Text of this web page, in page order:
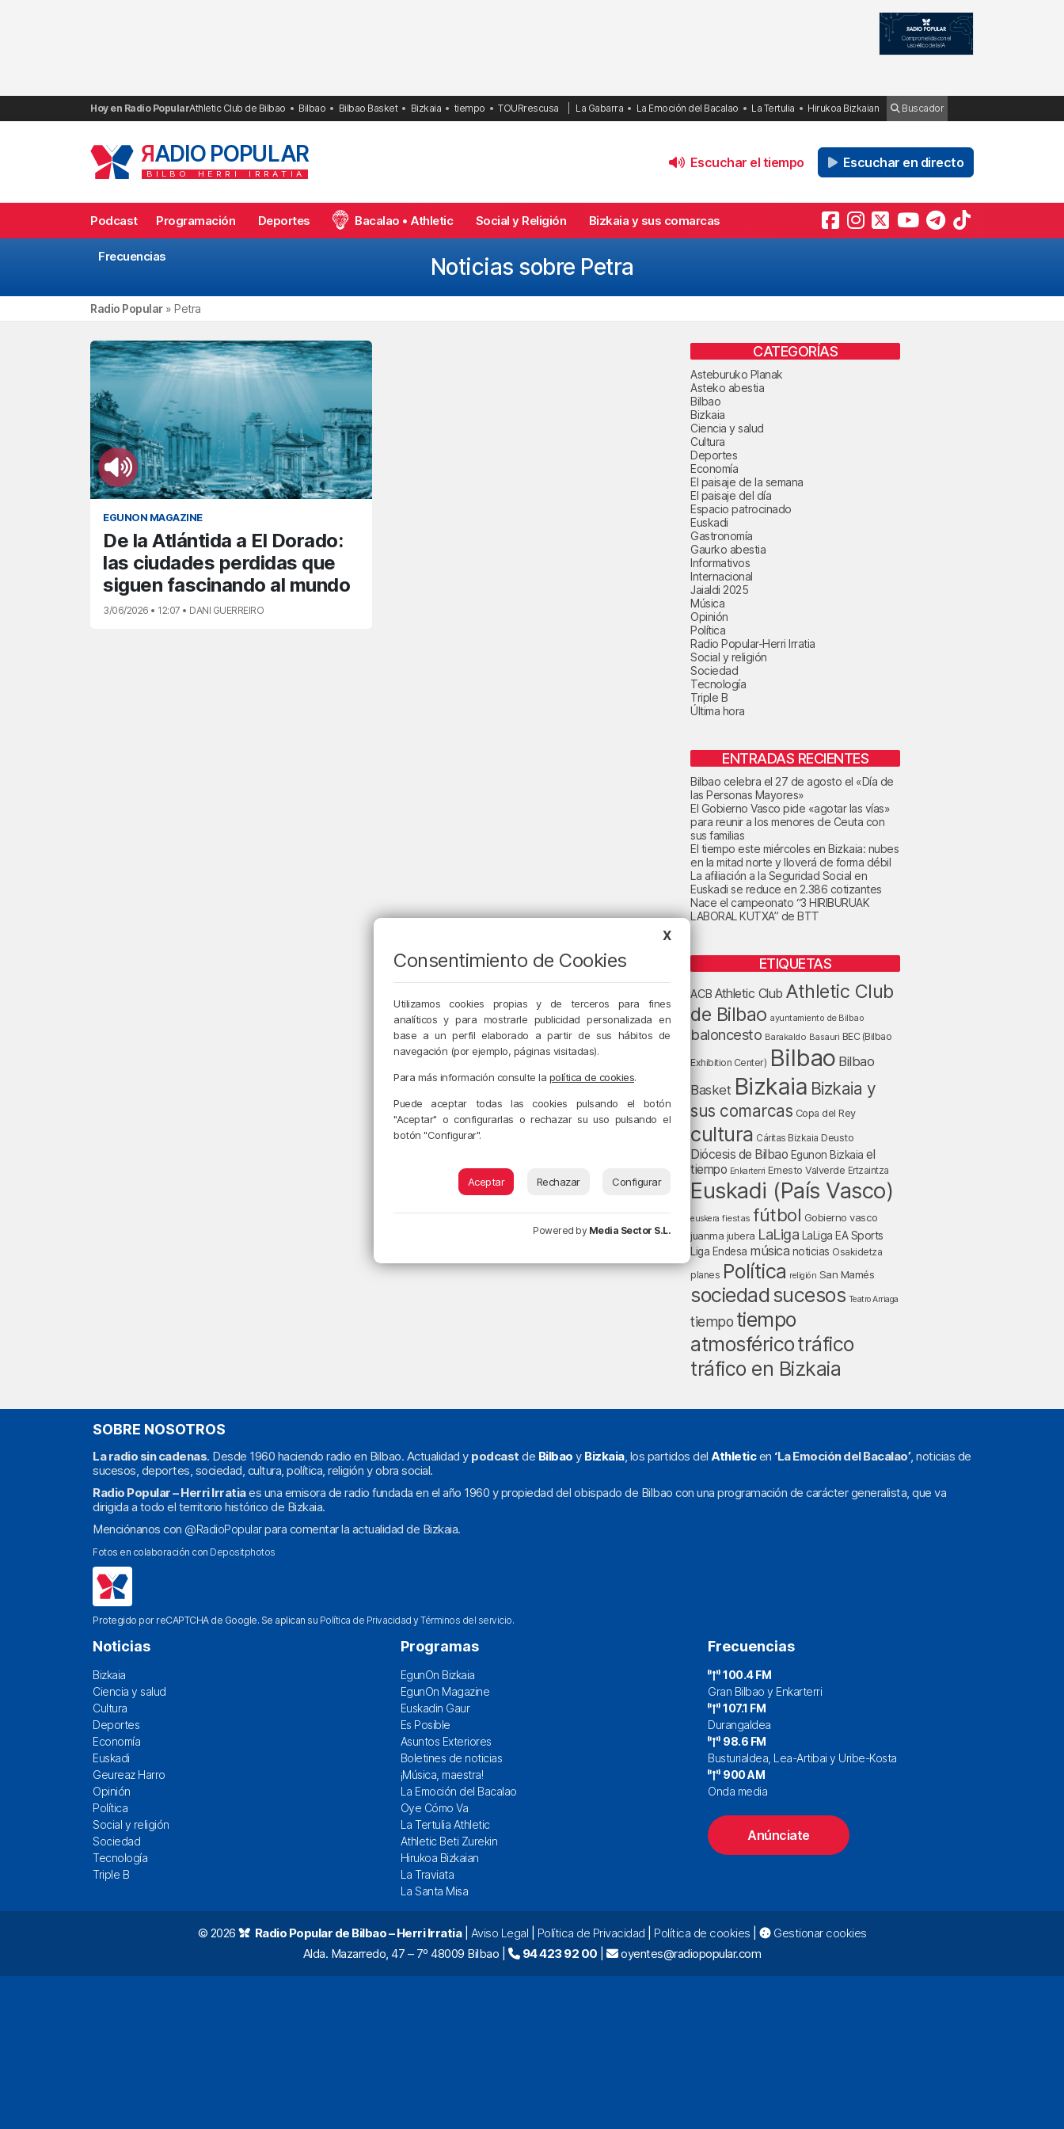
Hoy en Radio PopularAthletic Club de Bilbao Bilbao Bilbao Basket Bizkaia tiempo TOURrescusa La Gabarra La Emoción del Bacalao La Tertulia Hirukoa Bizkaian Buscador
RADIO POPULAR
BILBO HERRI IRRATIA
Escuchar el tiempo Escuchar en directo
Podcast Programación Deportes Bacalao • Athletic Social y Religión Bizkaia y sus comarcas
Frecuencias Noticias sobre Petra
Radio Popular» Petra
EGUNON MAGAZINE
De la Atlántida a El Dorado:
las ciudades perdidas que
siguen fascinando al mundo
3/06/2026 • 12:07 • DANI GUERREIRO
CATEGORÍAS
Asteburuko Planak
Asteko abestia
Bilbao
Bizkaia
Ciencia y salud
Cultura
Deportes
Economía
El paisaje de la semana
El paisaje del día
Espacio patrocinado
Euskadi
Gastronomía
Gaurko abestia
Informativos
Internacional
Jaialdi 2025
Música
Opinión
Política
Radio Popular-Herri Irratia
Social y religión
Sociedad
Tecnología
Triple B
Última hora
ENTRADAS RECIENTES
Bilbao celebra el 27 de agosto el «Día de
las Personas Mayores»
El Gobierno Vasco pide «agotar las vías»
para reunir a los menores de Ceuta con
sus familias
El tiempo este miércoles en Bizkaia: nubes
en la mitad norte y lloverá de forma débil
La afiliación a la Seguridad Social en
Euskadi se reduce en 2.386 cotizantes
Nace el campeonato “3 HIRIBURUAK
LABORAL KUTXA” de BTT
ETIQUETAS
ACB Athletic Club Athletic Club
de Bilbao ayuntamiento de Bilbao
baloncesto Barakaldo Basauri BEC (Bilbao
Exhibition Center) Bilbao Bilbao
Basket Bizkaia Bizkaia y
sus comarcas Copa del Rey
cultura Cáritas Bizkaia Deusto
Diócesis de Bilbao Egunon Bizkaia el
tiempo Enkarterri Ernesto Valverde Ertzaintza
Euskadi (País Vasco)
euskera fiestas fútbol Gobierno vasco
juanma jubera LaLiga LaLiga EA Sports
Liga Endesa música noticias Osakidetza
planes Política religión San Mamés
sociedad sucesos Teatro Arriaga
tiempo tiempo
atmosféricotráfico
tráfico en Bizkaia
SOBRE NOSOTROS
La radio sin cadenas. Desde 1960 haciendo radio en Bilbao. Actualidad y podcast de Bilbao y Bizkaia, los partidos del Athleticen ‘La Emoción del Bacalao’, noticias de
sucesos, deportes, sociedad, cultura, política, religión y obra social.
Radio Popular – Herri Irratiaes una emisora de radio fundada en el año 1960 y propiedad del obispado de Bilbao con una programación de carácter generalista, que va
dirigida a todo el territorio histórico de Bizkaia.
Menciónanos con @RadioPopularpara comentar la actualidad de Bizkaia.
Fotos en colaboración con Depositphotos
Protegido por reCAPTCHA de Google. Se aplican su Política de Privacidad yTérminos del servicio.
Noticias
Bizkaia
Ciencia y salud
Cultura
Deportes
Economía
Euskadi
Geureaz Harro
Opinión
Política
Social y religión
Sociedad
Tecnología
Triple B
Programas
EgunOn Bizkaia
EgunOn Magazine
Euskadin Gaur
Es Posible
Asuntos Exteriores
Boletines de noticias
¡Música, maestra!
La Emoción del Bacalao
Oye Cómo Va
La Tertulia Athletic
Athletic Beti Zurekin
Hirukoa Bizkaian
La Traviata
La Santa Misa
Frecuencias
100.4 FM
Gran Bilbao y Enkarterri
107.1 FM
Durangaldea
98.6 FM
Busturialdea, Lea-Artibai y Uribe-Kosta
900 AM
Onda media
Anúnciate
© 2026 Radio Popular de Bilbao – Herri Irratia| Aviso Legal Política de Privacidad Política de cookies
Gestionar cookies
Alda. Mazarredo, 47 – 7º 48009 Bilbao |
94 423 92 00 | oyentes@radiopopular.com
X
Consentimiento de Cookies
Utilizamos cookies propias y de terceros para fines
analíticos y para mostrarle publicidad personalizada en
base a un perfil elaborado a partir de sus hábitos de
navegación (por ejemplo, páginas visitadas).
Para más información consulte la política de cookies.
Puede aceptar todas las cookies pulsando el botón
"Aceptar" o configurarlas o rechazar su uso pulsando el
botón "Configurar".
Aceptar Rechazar Configurar
Powered by Media Sector S.L.